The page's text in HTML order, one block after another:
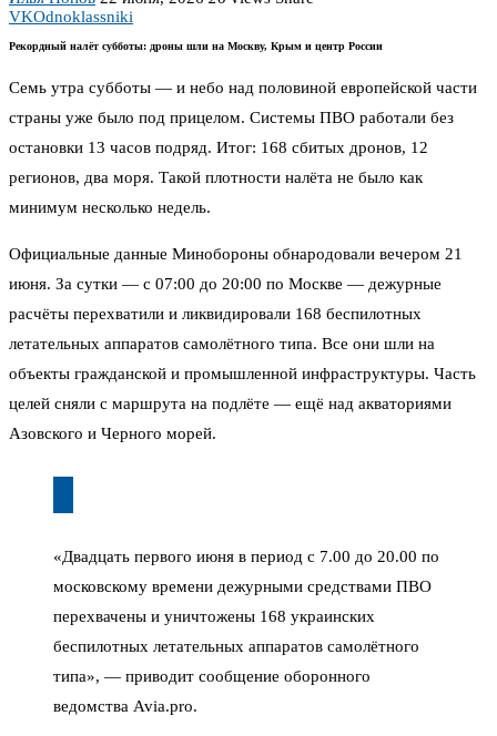
VKOdnoklassniki
Рекордный налёт субботы: дроны шли на Москву, Крым и центр России
Семь утра субботы — и небо над половиной европейской части
страны уже было под прицелом. Системы ПВО работали без
остановки 13 часов подряд. Итог: 168 сбитых дронов, 12
регионов, два моря. Такой плотности налёта не было как
минимум несколько недель.
Официальные данные Минобороны обнародовали вечером 21
июня. За сутки — с 07:00 до 20:00 по Москве — дежурные
расчёты перехватили и ликвидировали 168 беспилотных
летательных аппаратов самолётного типа. Все они шли на
объекты гражданской и промышленной инфраструктуры. Часть
целей сняли с маршрута на подлёте — ещё над акваториями
Азовского и Черного морей.
«Двадцать первого июня в период с 7.00 до 20.00 по
московскому времени дежурными средствами ПВО
перехвачены и уничтожены 168 украинских
беспилотных летательных аппаратов самолётного
типа», — приводит сообщение оборонного
ведомства Avia.pro.